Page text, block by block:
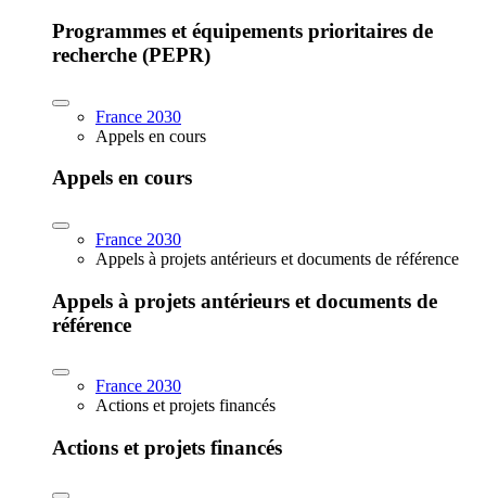
Programmes et équipements prioritaires de
recherche (PEPR)
France 2030
Appels en cours
Appels en cours
France 2030
Appels à projets antérieurs et documents de référence
Appels à projets antérieurs et documents de
référence
France 2030
Actions et projets financés
Actions et projets financés